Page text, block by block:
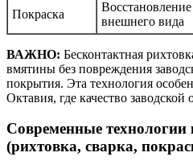
Покраска
Восстановление
внешнего вида
ВАЖНО: Бесконтактная
вмятины без повреждения
покрытия. Эта технология
Октавия, где качество заводской
Современные технологии
(рихтовка, сварка,